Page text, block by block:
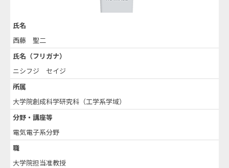
氏名
西藤 聖二
氏名（フリガナ）
ニシフジ セイジ
所属
大学院創成科学研究科（工学系学域）
分野・講座等
電気電子系分野
職
大学院担当准教授